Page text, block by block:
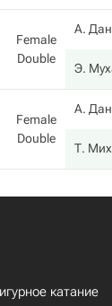
Female
Double
А.
Э.
Female
Double
А.
Т.
катание